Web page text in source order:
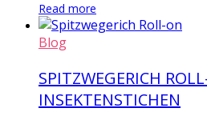
Read more
Blog
SPITZWEGERICH
INSEKTENSTICHEN